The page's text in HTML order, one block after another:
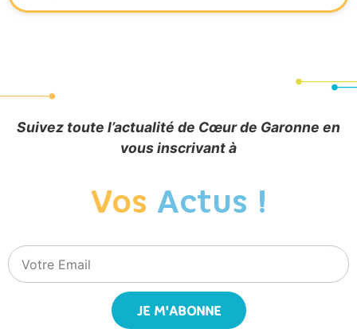
Suivez toute l’actualité de Cœur de Garonne en
vous inscrivant à
Vos Actus !
JE M'ABONNE